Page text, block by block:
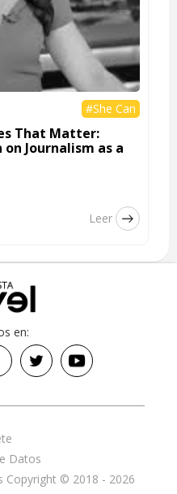
#She Can
That Matter:
Journalism as a
Leer
en:
Copyright © 2018 - 2026
Datos